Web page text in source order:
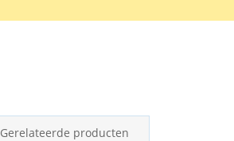
Gerelateerde producten